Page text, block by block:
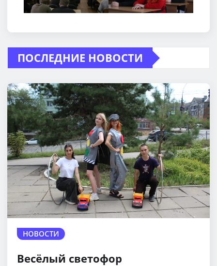
ПОСЛЕДНИЕ НОВОСТИ
НОВОСТИ
Весёлый светофор